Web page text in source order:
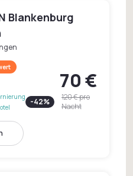
Blankenburg
70 €
-42% 120 €pro
Nacht